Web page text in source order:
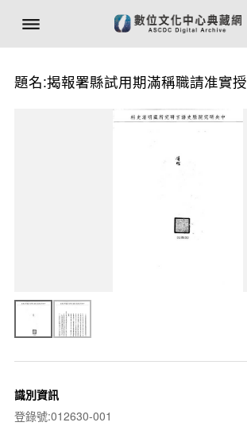
題名:揭報署縣試用期滿稱職請准實授
識別資訊
登錄號:012630-001